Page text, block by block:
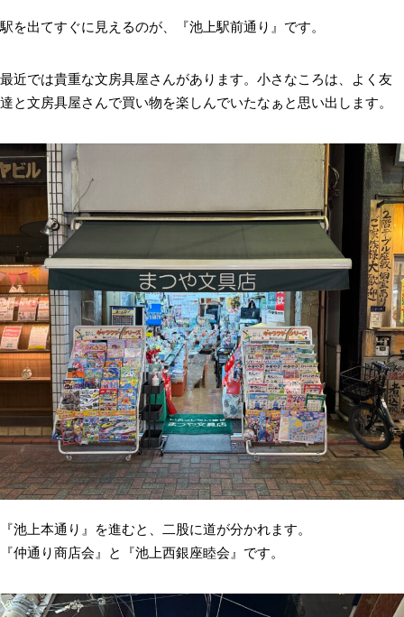
駅を出てすぐに見えるのが、『池上駅前通り』です。
最近では貴重な文房具屋さんがあります。小さなころは、よく友
達と文房具屋さんで買い物を楽しんでいたなぁと思い出します。
『池上本通り』を進むと、二股に道が分かれます。
『仲通り商店会』と『池上西銀座睦会』です。